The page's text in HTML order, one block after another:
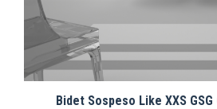
Bidet Sospeso Like XXS